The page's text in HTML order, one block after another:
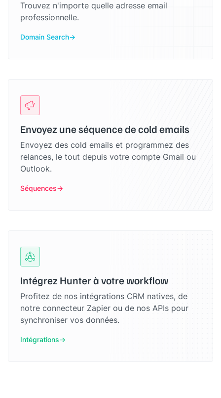
Trouvez n'importe quelle adresse email
professionnelle.
Domain Search
Envoyez une séquence de cold emails
Envoyez des cold emails et programmez des
relances, le tout depuis votre compte Gmail ou
Outlook.
Séquences
Intégrez Hunter à votre workflow
Profitez de nos intégrations CRM natives, de
notre connecteur Zapier ou de nos APIs pour
synchroniser vos données.
Intégrations